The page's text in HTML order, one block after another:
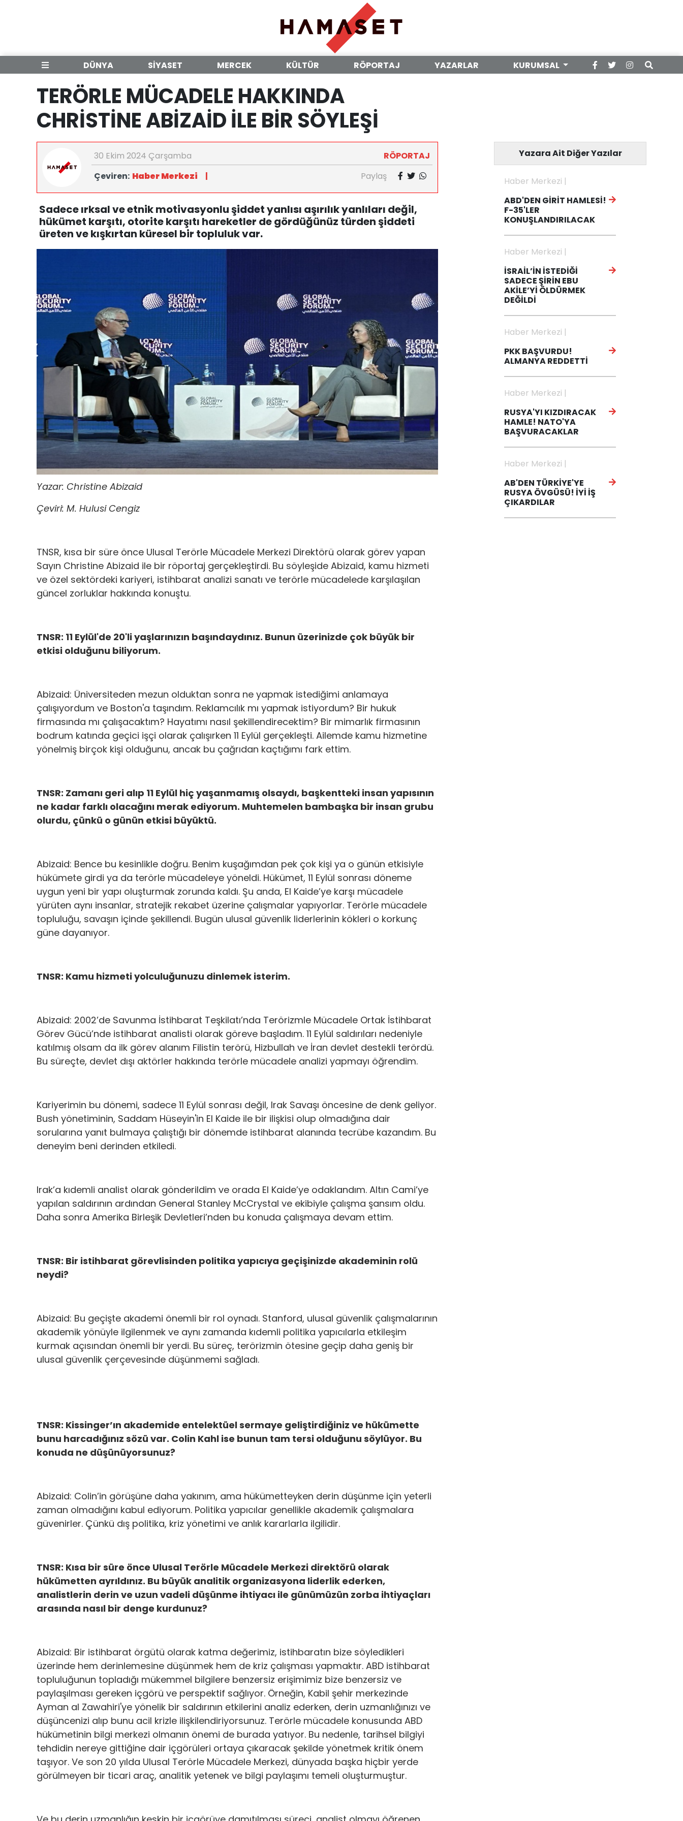
DÜNYA SİYASET MERCEK KÜLTÜR RÖPORTAJ YAZARLAR KURUMSAL
TERÖRLE MÜCADELE HAKKINDA
CHRİSTİNE ABİZAİD İLE BİR SÖYLEŞİ
30 Ekim 2024 Çarşamba
RÖPORTAJ
Çeviren: Haber Merkezi | Paylaş
Sadece ırksal ve etnik motivasyonlu şiddet yanlısı aşırılık yanlıları değil,
hükümet karşıtı, otorite karşıtı hareketler de gördüğünüz türden şiddeti
üreten ve kışkırtan küresel bir topluluk var.
Yazar: Christine Abizaid
Çeviri: M. Hulusi Cengiz
TNSR, kısa bir süre önce Ulusal Terörle Mücadele Merkezi Direktörü olarak görev yapan
Sayın Christine Abizaid ile bir röportaj gerçekleştirdi. Bu söyleşide Abizaid, kamu hizmeti
ve özel sektördeki kariyeri, istihbarat analizi sanatı ve terörle mücadelede karşılaşılan
güncel zorluklar hakkında konuştu.
TNSR: 11 Eylül'de 20'li yaşlarınızın başındaydınız. Bunun üzerinizde çok büyük bir
etkisi olduğunu biliyorum.
Abizaid: Üniversiteden mezun olduktan sonra ne yapmak istediğimi anlamaya
çalışıyordum ve Boston'a taşındım. Reklamcılık mı yapmak istiyordum? Bir hukuk
firmasında mı çalışacaktım? Hayatımı nasıl şekillendirecektim? Bir mimarlık firmasının
bodrum katında geçici işçi olarak çalışırken 11 Eylül gerçekleşti. Ailemde kamu hizmetine
yönelmiş birçok kişi olduğunu, ancak bu çağrıdan kaçtığımı fark ettim.
TNSR: Zamanı geri alıp 11 Eylül hiç yaşanmamış olsaydı, başkentteki insan yapısının
ne kadar farklı olacağını merak ediyorum. Muhtemelen bambaşka bir insan grubu
olurdu, çünkü o günün etkisi büyüktü.
Abizaid: Bence bu kesinlikle doğru. Benim kuşağımdan pek çok kişi ya o günün etkisiyle
hükümete girdi ya da terörle mücadeleye yöneldi. Hükümet, 11 Eylül sonrası döneme
uygun yeni bir yapı oluşturmak zorunda kaldı. Şu anda, El Kaide’ye karşı mücadele
yürüten aynı insanlar, stratejik rekabet üzerine çalışmalar yapıyorlar. Terörle mücadele
topluluğu, savaşın içinde şekillendi. Bugün ulusal güvenlik liderlerinin kökleri o korkunç
güne dayanıyor.
TNSR: Kamu hizmeti yolculuğunuzu dinlemek isterim.
Abizaid: 2002’de Savunma İstihbarat Teşkilatı’nda Terörizmle Mücadele Ortak İstihbarat
Görev Gücü’nde istihbarat analisti olarak göreve başladım. 11 Eylül saldırıları nedeniyle
katılmış olsam da ilk görev alanım Filistin terörü, Hizbullah ve İran devlet destekli terördü.
Bu süreçte, devlet dışı aktörler hakkında terörle mücadele analizi yapmayı öğrendim.
Kariyerimin bu dönemi, sadece 11 Eylül sonrası değil, Irak Savaşı öncesine de denk geliyor.
Bush yönetiminin, Saddam Hüseyin'in El Kaide ile bir ilişkisi olup olmadığına dair
sorularına yanıt bulmaya çalıştığı bir dönemde istihbarat alanında tecrübe kazandım. Bu
deneyim beni derinden etkiledi.
Irak’a kıdemli analist olarak gönderildim ve orada El Kaide’ye odaklandım. Altın Cami’ye
yapılan saldırının ardından General Stanley McCrystal ve ekibiyle çalışma şansım oldu.
Daha sonra Amerika Birleşik Devletleri’nden bu konuda çalışmaya devam ettim.
TNSR: Bir istihbarat görevlisinden politika yapıcıya geçişinizde akademinin rolü
neydi?
Abizaid: Bu geçişte akademi önemli bir rol oynadı. Stanford, ulusal güvenlik çalışmalarının
akademik yönüyle ilgilenmek ve aynı zamanda kıdemli politika yapıcılarla etkileşim
kurmak açısından önemli bir yerdi. Bu süreç, terörizmin ötesine geçip daha geniş bir
ulusal güvenlik çerçevesinde düşünmemi sağladı.
TNSR: Kissinger’ın akademide entelektüel sermaye geliştirdiğiniz ve hükümette
bunu harcadığınız sözü var. Colin Kahl ise bunun tam tersi olduğunu söylüyor. Bu
konuda ne düşünüyorsunuz?
Abizaid: Colin’in görüşüne daha yakınım, ama hükümetteyken derin düşünme için yeterli
zaman olmadığını kabul ediyorum. Politika yapıcılar genellikle akademik çalışmalara
güvenirler. Çünkü dış politika, kriz yönetimi ve anlık kararlarla ilgilidir.
TNSR: Kısa bir süre önce Ulusal Terörle Mücadele Merkezi direktörü olarak
hükümetten ayrıldınız. Bu büyük analitik organizasyona liderlik ederken,
analistlerin derin ve uzun vadeli düşünme ihtiyacı ile günümüzün zorba ihtiyaçları
arasında nasıl bir denge kurdunuz?
Abizaid: Bir istihbarat örgütü olarak katma değerimiz, istihbaratın bize söyledikleri
üzerinde hem derinlemesine düşünmek hem de kriz çalışması yapmaktır. ABD istihbarat
topluluğunun topladığı mükemmel bilgilere benzersiz erişimimiz bize benzersiz ve
paylaşılması gereken içgörü ve perspektif sağlıyor. Örneğin, Kabil şehir merkezinde
Ayman al Zawahiri'ye yönelik bir saldırının etkilerini analiz ederken, derin uzmanlığınızı ve
düşüncenizi alıp bunu acil krizle ilişkilendiriyorsunuz. Terörle mücadele konusunda ABD
hükümetinin bilgi merkezi olmanın önemi de burada yatıyor. Bu nedenle, tarihsel bilgiyi
tehdidin nereye gittiğine dair içgörüleri ortaya çıkaracak şekilde yönetmek kritik önem
taşıyor. Ve son 20 yılda Ulusal Terörle Mücadele Merkezi, dünyada başka hiçbir yerde
görülmeyen bir ticari araç, analitik yetenek ve bilgi paylaşımı temeli oluşturmuştur.
Yazara Ait Diğer Yazılar
Haber Merkezi |
ABD'DEN GİRİT HAMLESİ!
F-35'LER
KONUŞLANDIRILACAK
Haber Merkezi |
İSRAİL’İN İSTEDİĞİ
SADECE ŞİRİN EBU
AKİLE’Yİ ÖLDÜRMEK
DEĞİLDİ
Haber Merkezi |
PKK BAŞVURDU!
ALMANYA REDDETTİ
Haber Merkezi |
RUSYA'YI KIZDIRACAK
HAMLE! NATO'YA
BAŞVURACAKLAR
Haber Merkezi |
AB'DEN TÜRKİYE'YE
RUSYA ÖVGÜSÜ! İYİ İŞ
ÇIKARDILAR